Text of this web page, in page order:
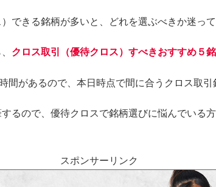
できる銘柄が多いと、どれを選ぶべきか迷って
クロス取引（優待クロス）すべきおすすめ５
間があるので、本日時点で間に合うクロス取引
るので、優待クロスで銘柄選びに悩んでいる
スポンサーリンク